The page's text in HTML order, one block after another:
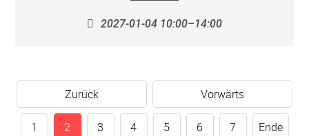
2027-01-04 10:00–14:00
Zurück Vorwärts
1 2 3 4 5 6 7 Ende